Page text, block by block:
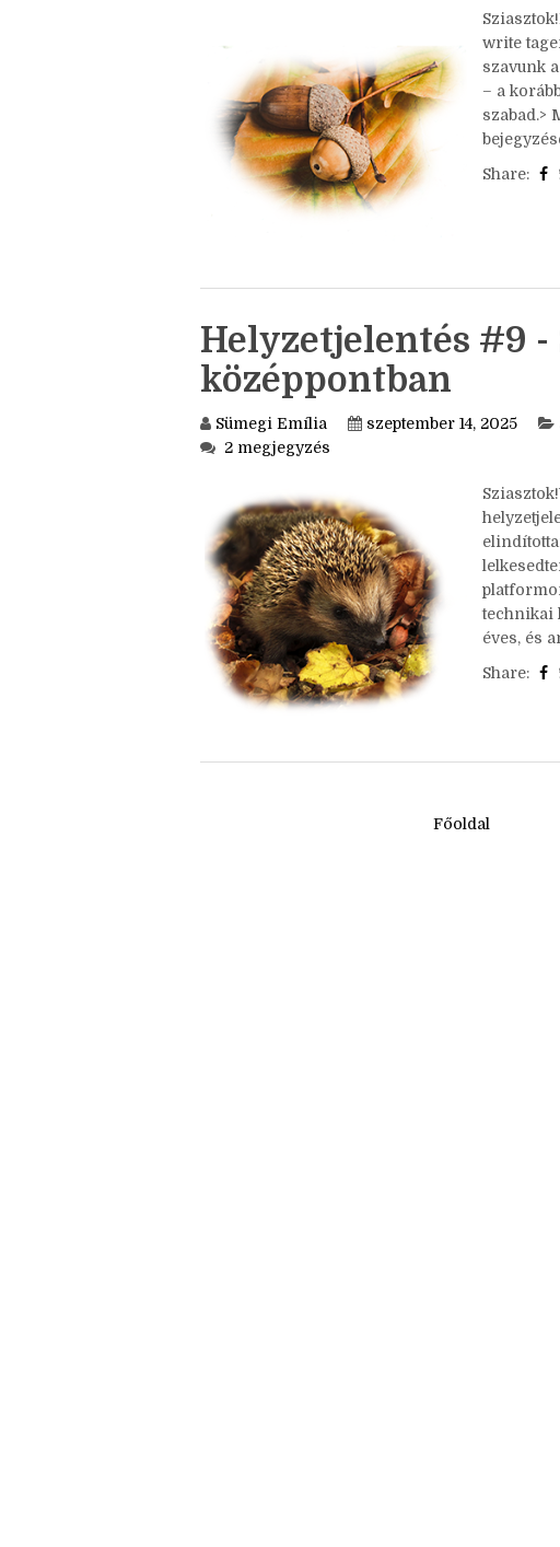
szeptember 27, 2025
Nincsenek megjegyzések
write
szavunk
– a
Helyzetjelentés #9 -
középpontban
Sümegi Emília szeptember 14, 2025
2 megjegyzés